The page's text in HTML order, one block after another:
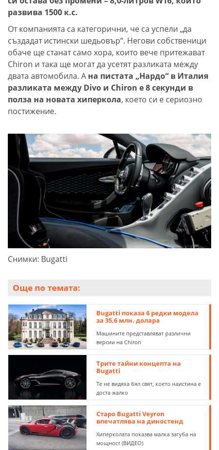
развива 1500 к.с.
От компанията са категорични, че са успели „да
създадат истински шедьовър“. Негови собственици
обаче ще станат само хора, които вече притежават
Chiron и така ще могат да усетят разликата между
двата автомобила. А на пистата „Нардо“ в Италия
разликата между Divo и Chiron e 8 секунди в
полза на новата хиперкола, което си е сериозно
постижение.
Снимки: Bugatti
Още по темата:
Bugatti показа 6 редки модела
за 35,6 млн. долара
Машините представляват различни
версии на Chiron
Трите тайни концепта на
Bugatti
Те не видяха бял свят, което наистина е
доста жалко
Старо Bugatti Veyron
впечатлява на диностенд
Хиперколата показва малка загуба на
мощност (ВИДЕО)